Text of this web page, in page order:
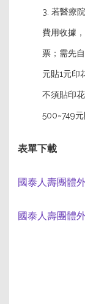
3. 若醫療
費用收據
票；需先
元貼1元印
不須貼印
500~749
表單下載
國泰人壽團體
國泰人壽團體